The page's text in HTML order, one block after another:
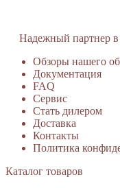
Надежный партнер в
Обзоры нашего
Документация
FAQ
Сервис
Стать дилером
Доставка
Контакты
Политика
Каталог товаров